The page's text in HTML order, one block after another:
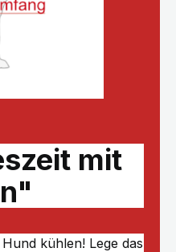
mit
kühlen! Lege das